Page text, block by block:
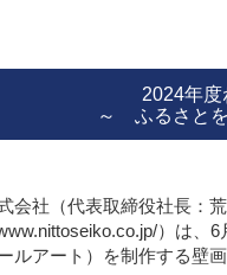
2024年
～ ふるさと
会社（代表取締役社長：
）は、
ルアート）を制作する壁